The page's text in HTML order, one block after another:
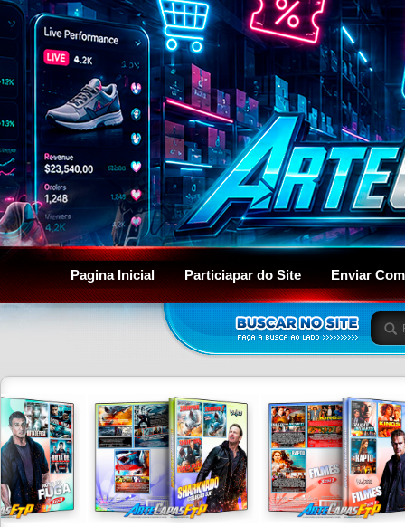
Pagina Inicial Particiapar do Site Enviar